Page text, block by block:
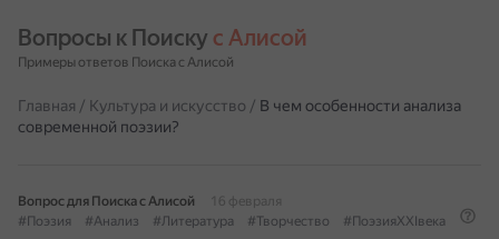
Вопросы к Поиску с Алисой
Примеры ответов Поиска с Алисой
Главная / Культура и искусство / В чем особенности анализа
современной поэзии?
Вопрос для Поиска с Алисой
16 февраля
#Поэзия
#Анализ #Литература #Творчество #ПоэзияXXIвека